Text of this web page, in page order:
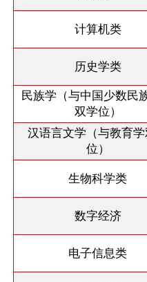
计算机类
历史学类
民族学（与中国少数民
双学位）
汉语言文学（与教育学
位）
生物科学类
数字经济
电子信息类